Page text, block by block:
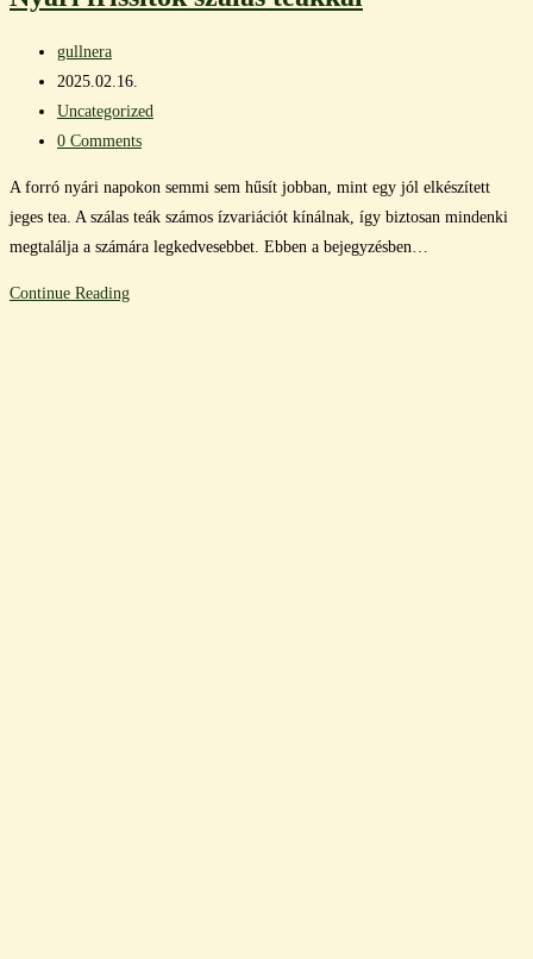
Post
author:
gullnera
Post
published:
2025.02.16.
Post
category:
Uncategorized
Post
0 Comments
A forró nyári napokon semmi sem hűsít jobban, mint egy jól elkészített
jeges tea. A szálas teák számos ízvariációt kínálnak, így biztosan mindenki
megtalálja a számára legkedvesebbet. Ebben a bejegyzésben…
Continue ReadingNyári